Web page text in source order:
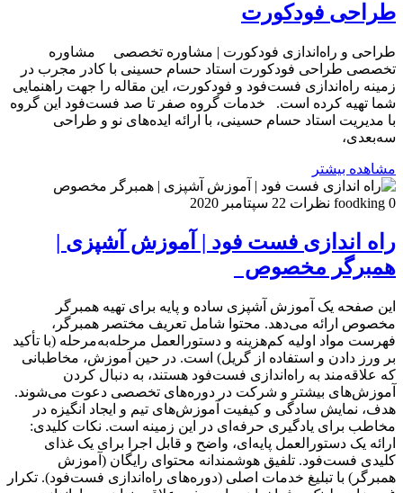
طراحی فودکورت
طراحی و راه‌اندازی فودکورت | مشاوره تخصصی مشاوره
تخصصی طراحی فودکورت استاد حسام حسینی با کادر مجرب در
زمینه راه‌اندازی فست‌فود و فودکورت، این مقاله را جهت راهنمایی
شما تهیه کرده است. خدمات گروه صفر تا صد فست‌فود این گروه
با مدیریت استاد حسام حسینی، با ارائه ایده‌های نو و طراحی
سه‌بعدی،
مشاهده بیشتر
foodking 0 نظرات 22 سپتامبر 2020
راه اندازی فست فود | آموزش آشپزی |
همبرگر مخصوص
این صفحه یک آموزش آشپزی ساده و پایه برای تهیه همبرگر
مخصوص ارائه می‌دهد. محتوا شامل تعریف مختصر همبرگر،
فهرست مواد اولیه کم‌هزینه و دستورالعمل مرحله‌به‌مرحله (با تأکید
بر ورز دادن و استفاده از گریل) است. در حین آموزش، مخاطبانی
که علاقه‌مند به راه‌اندازی فست‌فود هستند، به دنبال کردن
آموزش‌های بیشتر و شرکت در دوره‌های تخصصی دعوت می‌شوند.
هدف، نمایش سادگی و کیفیت آموزش‌های تیم و ایجاد انگیزه در
مخاطب برای یادگیری حرفه‌ای در این زمینه است. نکات کلیدی:
ارائه یک دستورالعمل پایه‌ای، واضح و قابل اجرا برای یک غذای
کلیدی فست‌فود. تلفیق هوشمندانه محتوای رایگان (آموزش
همبرگر) با تبلیغ خدمات اصلی (دوره‌های راه‌اندازی فست‌فود). تکرار